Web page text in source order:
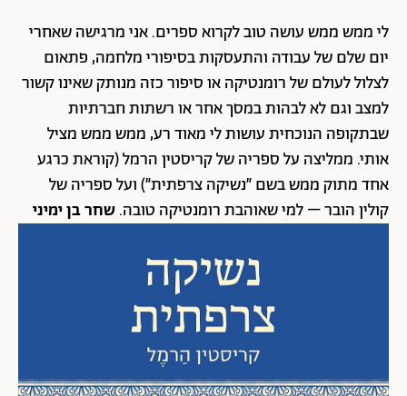
לי ממש ממש עושה טוב לקרוא ספרים. אני מרגישה שאחרי
יום שלם של עבודה והתעסקות בסיפורי מלחמה, פתאום
לצלול לעולם של רומנטיקה או סיפור כזה מנותק שאינו קשור
למצב וגם לא לבהות במסך אחר או רשתות חברתיות
שבתקופה הנוכחית עושות לי מאוד רע, ממש ממש מציל
אותי. ממליצה על ספריה של קריסטין הרמל (קוראת כרגע
אחד מתוק ממש בשם ״נשיקה צרפתית״) ועל ספריה של
קולין הובר – למי שאוהבת רומנטיקה טובה.שחר בן ימיני